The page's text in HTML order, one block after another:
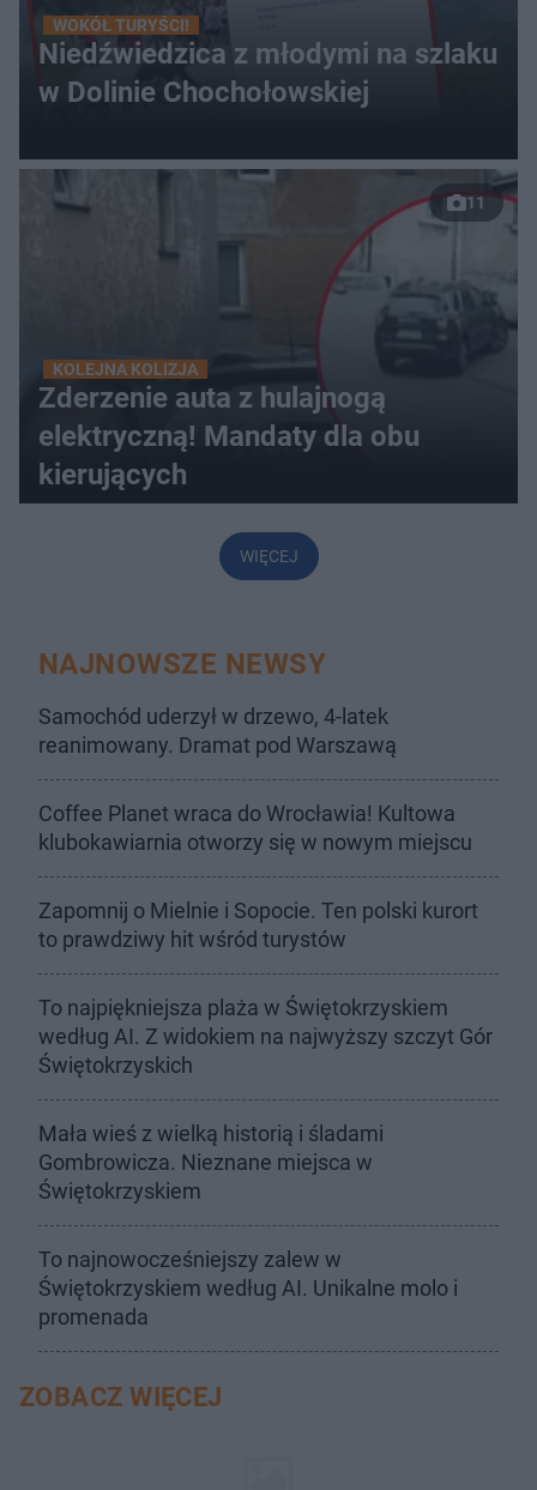
WOKÓŁ TURYŚCI!
Niedźwiedzica z młodymi na szlaku
w Dolinie Chochołowskiej
11
KOLEJNA KOLIZJA
Zderzenie auta z hulajnogą
elektryczną! Mandaty dla obu
kierujących
WIĘCEJ
NAJNOWSZE NEWSY
Samochód uderzył w drzewo, 4-latek
reanimowany. Dramat pod Warszawą
Coffee Planet wraca do Wrocławia! Kultowa
klubokawiarnia otworzy się w nowym miejscu
Zapomnij o Mielnie i Sopocie. Ten polski kurort
to prawdziwy hit wśród turystów
To najpiękniejsza plaża w Świętokrzyskiem
według AI. Z widokiem na najwyższy szczyt Gór
Świętokrzyskich
Mała wieś z wielką historią i śladami
Gombrowicza. Nieznane miejsca w
Świętokrzyskiem
To najnowocześniejszy zalew w
Świętokrzyskiem według AI. Unikalne molo i
promenada
ZOBACZ WIĘCEJ